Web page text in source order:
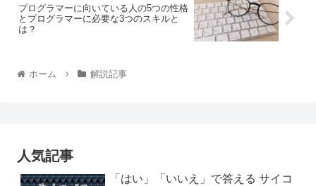
プログラマーに向いている人の5つの性格
とプログラマーに必要な3つのスキルと
は？
ホーム 解説記事
人気記事
「はい」「いいえ」で答える サイコ